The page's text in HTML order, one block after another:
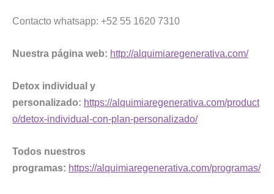
Contacto whatsapp: +52 55 1620 7310
Nuestra página web: http://alquimiaregenerativa.com/
Detox individual y
personalizado: https://alquimiaregenerativa.com/product
o/detox-individual-con-plan-personalizado/
Todos nuestros
programas: https://alquimiaregenerativa.com/programas/